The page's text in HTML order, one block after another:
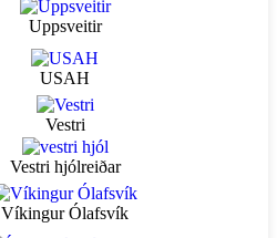
Uppsveitir
USAH
Vestri
Vestri hjólreiðar
Víkingur Ólafsvík